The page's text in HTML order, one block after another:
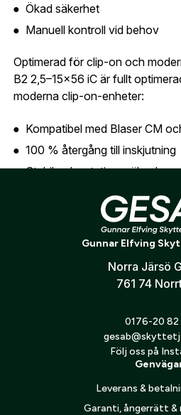
Ökad säkerhet
Manuell kontroll vid behov
Optimerad för clip-on och
B2 2,5–15x56 iC är fullt
moderna clip-on-enheter:
Kompatibel med Blaser CM
100 % återgång till inskjutning
Stabil och rotationssäker
Enkel integration med natt-
Flexibilitet med QDC+
Siktet kan när som helst
möjliggör snabb och exakt
Tillverkat i Tyskland enligt
precision och mekanisk kvalitet.
genomgår noggrann
Gunnar Elfving
Norra Järsö
761 74
0176-20 82
Följ oss på
Leverans &
Garanti, ångerrätt &